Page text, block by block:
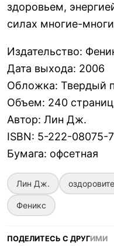
здоровьем,
силах многие-
Издательство:
Дата выхода: 2006
Обложка: Твердый
Объем: 240 страниц
Автор: Лин Дж.
ISBN: 5-222-08075-7
Бумага: офсетная
Лин Дж.
Феникс
ПОДЕЛИТЕСЬ С ДРУГИМИ